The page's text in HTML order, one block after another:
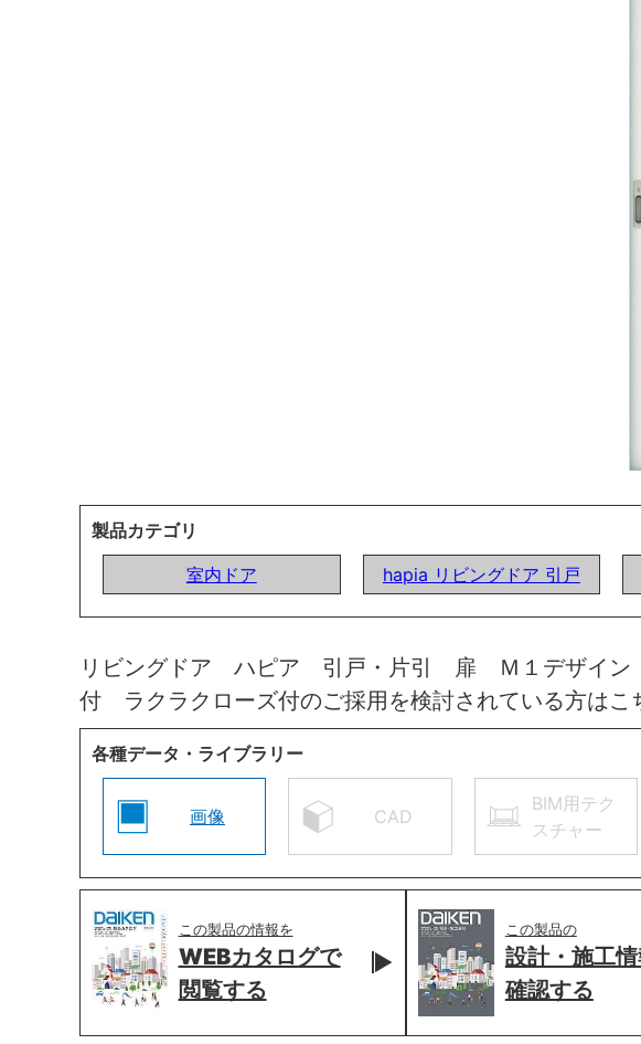
製品カテゴリ
室内ドア
hapia リビングドア 引戸
リビングドア ハピア 引戸・片引 扉 Ｍ１デザイ
付 ラクラクローズ付のご採用を検討されている方はこ
各種データ・ライブラリー
画像 CAD
BIM用テク
スチャー
この製品の情報を
WEBカタログで
閲覧する
この製品の
設計・施工
確認する